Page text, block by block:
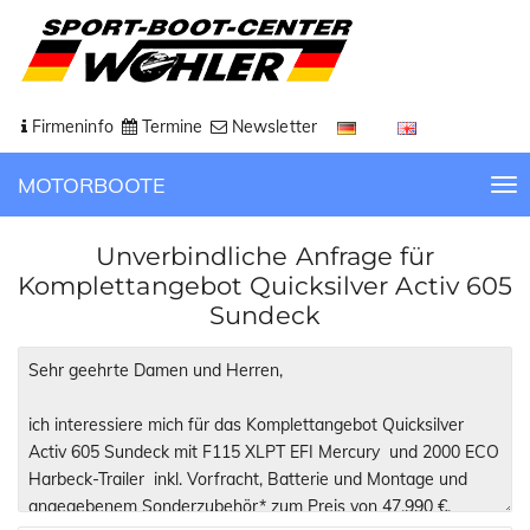
Firmeninfo Termine Newsletter
MOTORBOOTE
T
o
l
n
t
Unverbindliche Anfrage für
Komplettangebot Quicksilver Activ 605
Sundeck